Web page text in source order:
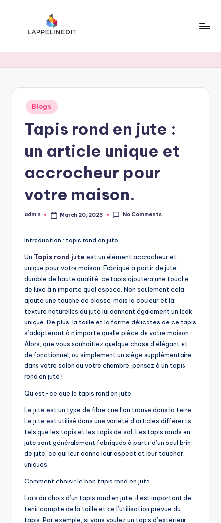
Posted
in
Blogs
Tapis rond en jute :
un article unique et
accrocheur pour
votre maison.
Posted
admin March 20, 2023 No Comments
Introduction : tapis rond en jute
Un Tapis rond jute est un élément accrocheur et
unique pour votre maison. Fabriqué à partir de jute
durable de haute qualité, ce tapis ajoutera une touche
de luxe à n’importe quel espace. Non seulement cela
ajoute une touche de classe, mais la couleur et la
texture naturelles du jute lui donnent également un look
unique. De plus, la taille et la forme délicates de ce tapis
s’adapteront à n’importe quelle pièce de votre maison.
Alors, que vous souhaitiez quelque chose d’élégant et
de fonctionnel, ou simplement un siège supplémentaire
dans votre salon ou votre chambre, pensez à un tapis
rond en jute !
Qu’est-ce que le tapis rond en jute.
Le jute est un type de fibre que l’on trouve dans la terre.
Le jute est utilisé dans une variété d’articles différents,
tels que les tapis et les tapis de sol. Les tapis ronds en
jute sont généralement fabriqués à partir d’un seul brin
de jute, ce qui leur donne leur aspect et leur toucher
uniques.
Comment choisir le bon tapis rond en jute.
Lors du choix d’un tapis rond en jute, il est important de
tenir compte de la taille et de l’utilisation prévue du
tapis. Par exemple, si vous voulez un tapis d’extérieur